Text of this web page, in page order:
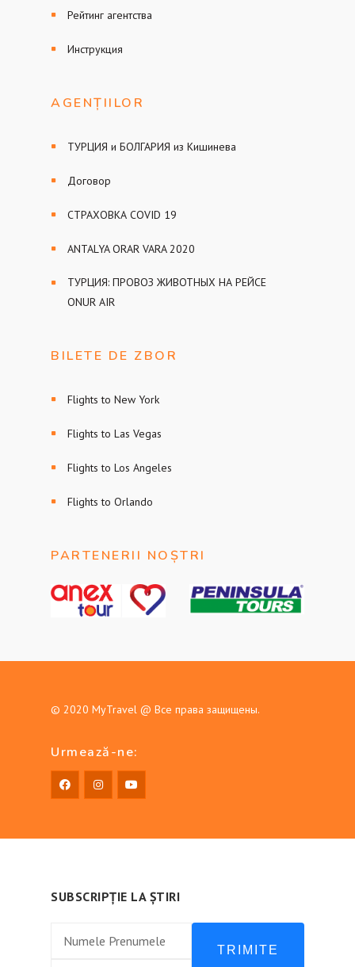
Рейтинг агентства
Инструкция
AGENȚIILOR
ТУРЦИЯ и БОЛГАРИЯ из Кишинева
Договор
СТРАХОВКА COVID 19
ANTALYA ORAR VARA 2020
ТУРЦИЯ: ПРОВОЗ ЖИВОТНЫХ НА РЕЙСЕ
ONUR AIR
BILETE DE ZBOR
Flights to New York
Flights to Las Vegas
Flights to Los Angeles
Flights to Orlando
PARTENERII NOȘTRI
© 2020 MyTravel @ Все права защищены.
Urmează-ne:
SUBSCRIPȚIE LA ȘTIRI
TRIMITE